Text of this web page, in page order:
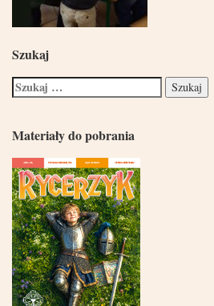
Szukaj
Materiały do pobrania